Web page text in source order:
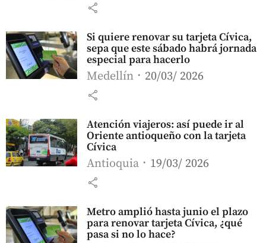
share
Si quiere renovar su tarjeta Cívica,
sepa que este sábado habrá jornada
especial para hacerlo
Medellín 20/03/ 2026
share
Atención viajeros: así puede ir al
Oriente antioqueño con la tarjeta
Cívica
Antioquia 19/03/ 2026
share
Metro amplió hasta junio el plazo
para renovar tarjeta Cívica, ¿qué
pasa si no lo hace?